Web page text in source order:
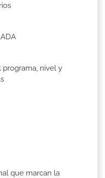
programa, nivel y
que marcan la